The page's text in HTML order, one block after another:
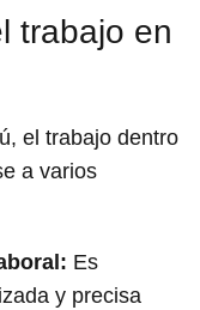
trabajo en
el trabajo dentro
a varios
: Es
y precisa